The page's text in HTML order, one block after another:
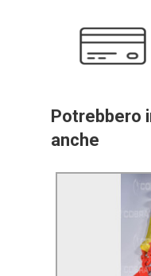
Potrebbero
anche